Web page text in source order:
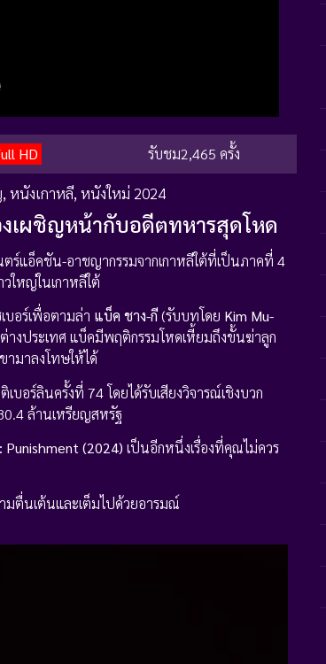
HD รับชม2,465 ครั้ง
, หนังเกาหลี, หนังใหม่ 2024
งเผชิญหน้ากับอดีตทหารสุดโหด
ร์แอ็คชัน-อาชญากรรมจากเกาหลีใต้ที่เป็นภาคที่ 4
ใหญ่ในเกาหลีใต้
อร์เพื่อตามล่า แบ็ค ชาง-กี(รับบทโดย Kim Mu-
งประเทศ แบ็คมีพฤติกรรมโหดเหี้ยมถึงขั้นฆ่าลูก
มาลงโทษให้ได้
อร์ลินครั้งที่ 74 โดยได้รับเสียงวิจารณ์เชิงบวก
ล้านเหรียญสหรัฐ
Punishment (2024) เป็นอีกหนึ่งเรื่องที่คุณไม่ควร
ตื่นเต้นและเต็มไปด้วยอารมณ์